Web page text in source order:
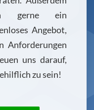
gerne ein
Angebot,
Anforderungen
uns darauf,
zu sein!